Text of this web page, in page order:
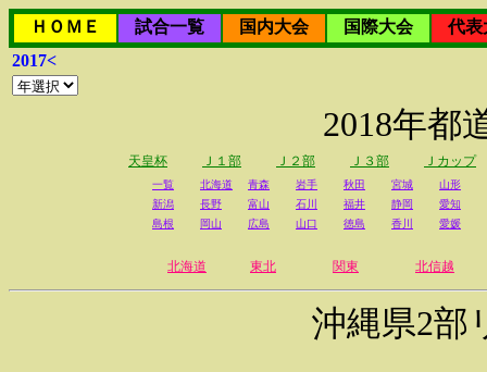
ＨＯＭＥ 試合一覧 国内大会 国際大会
代表
2017<
2018年都
天皇杯 Ｊ１部 Ｊ２部 Ｊ３部 Ｊカップ
一覧 北海道 青森 岩手 秋田 宮城
山形
新潟
長野 富山 石川 福井 静岡
愛知
島根
岡山 広島 山口 徳島 香川 愛媛
北海道 東北 関東 北信越
沖縄県2部